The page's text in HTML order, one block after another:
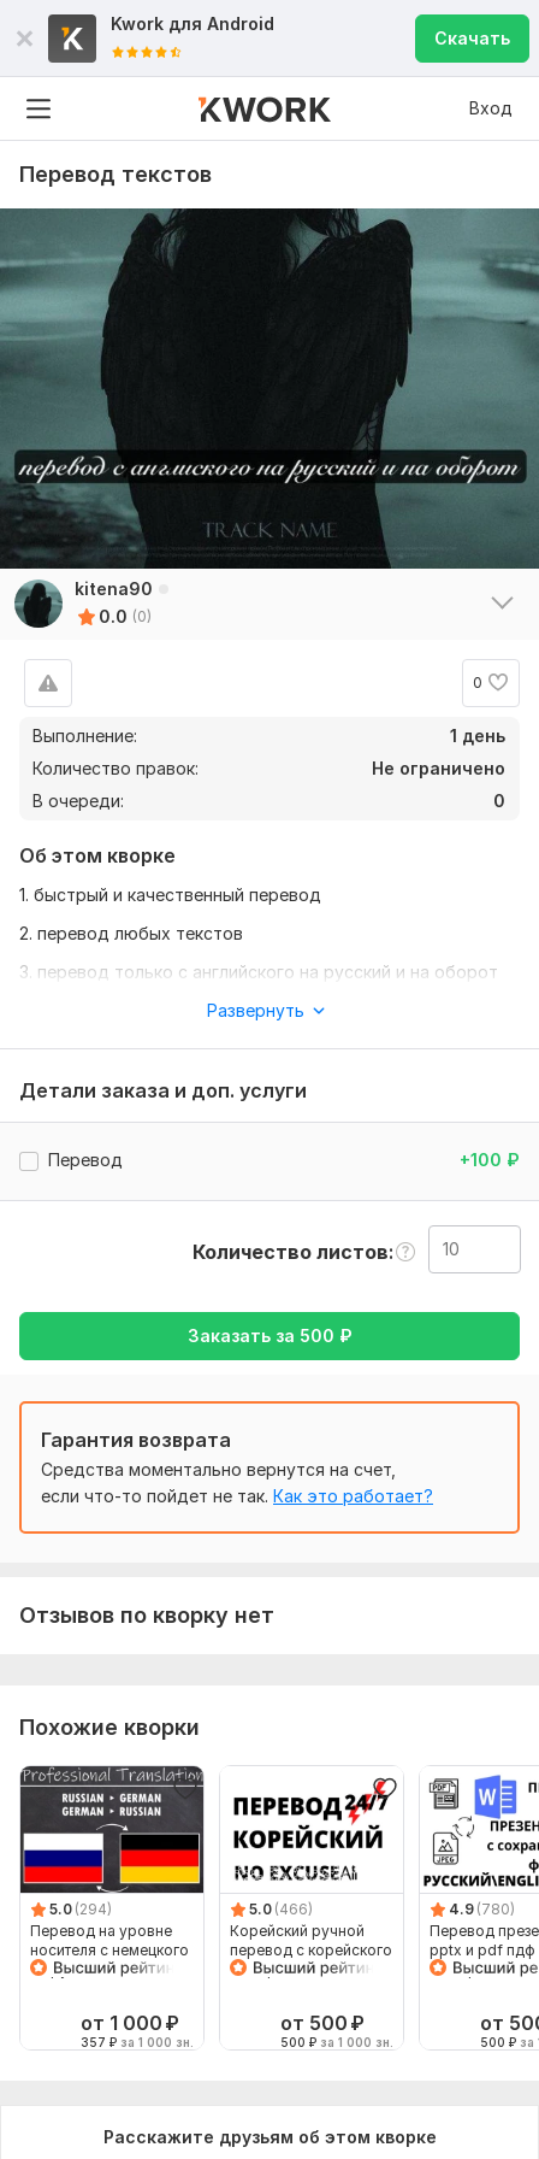
Kwork для Android
Скачать
Вход
Перевод текстов
kitena90
0.0 (0)
0
Выполнение:
1 день
Количество правок:
Не ограничено
В очереди:
0
Об этом кворке
1. быстрый и качественный перевод
2. перевод любых текстов
3. перевод только с английского на русский и на оборот
2. перевод только с английского на русский и на оборот
3. ждать время когда переведу
4. заплатить за перевод
Тематика: Интернет и технологии,Кулинария,Работа,
с Русского на Английский
Объем услуги в кворке: 10 листов
Развернуть
Детали заказа и доп. услуги
Перевод +100 ₽
Количество листов
Заказать за 500 ₽
Гарантия возврата
Средства моментально вернутся на счет,
если что-то пойдет не так. Как это работает?
Отзывов по кворку нет
Похожие кворки
5.0 (294)
Перевод на уровне
носителя с немецкого
на русский язык и
от 1 000 ₽
357 ₽ за 1 000 зн.
5.0 (466)
Корейский ручной
перевод с корейского
на корейский
от 500 ₽
500 ₽ за 1 000 зн.
4.9 (780)
Перевод
pptx и pdf пдф
с сохранением
от
500 ₽ за
Расскажите друзьям об этом кворке